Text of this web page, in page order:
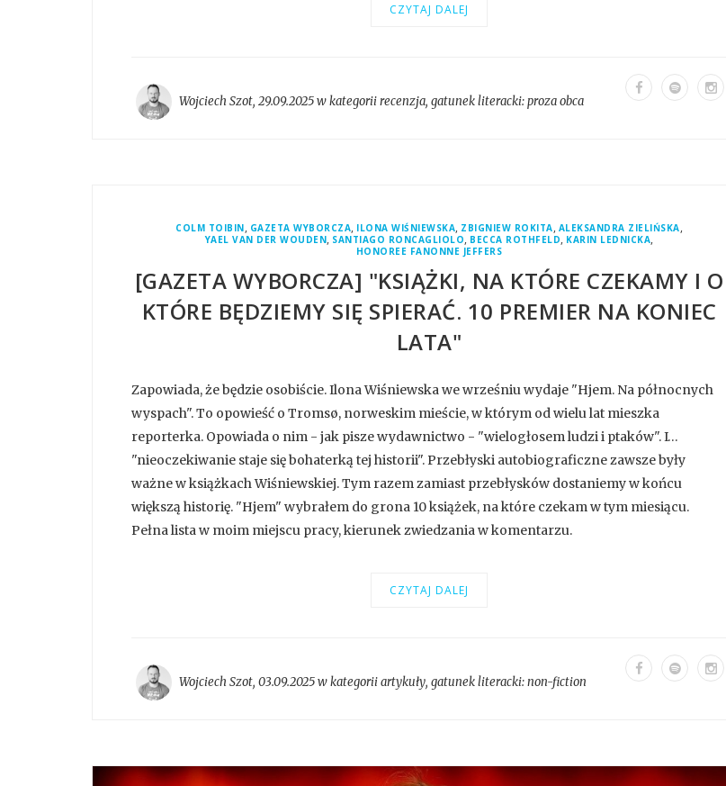
CZYTAJ DALEJ
Wojciech Szot, 29.09.2025 w kategoriirecenzja, gatunek literacki:proza obca
COLM TOIBIN, GAZETA WYBORCZA, ILONA WIŚNIEWSKA, ZBIGNIEW ROKITA, ALEKSANDRA ZIELIŃSKA,
YAEL VAN DER WOUDEN, SANTIAGO RONCAGLIOLO, BECCA ROTHFELD, KARIN LEDNICKA,
HONOREE FANONNE JEFFERS
[GAZETA WYBORCZA] "KSIĄŻKI, NA KTÓRE CZEKAMY I O
KTÓRE BĘDZIEMY SIĘ SPIERAĆ. 10 PREMIER NA KONIEC
LATA"
Zapowiada, że będzie osobiście. Ilona Wiśniewska we wrześniu wydaje "Hjem. Na północnych
wyspach". To opowieść o Tromsø, norweskim mieście, w którym od wielu lat mieszka
reporterka. Opowiada o nim - jak pisze wydawnictwo - "wielogłosem ludzi i ptaków". I…
"nieoczekiwanie staje się bohaterką tej historii". Przebłyski autobiograficzne zawsze były
ważne w książkach Wiśniewskiej. Tym razem zamiast przebłysków dostaniemy w końcu
większą historię. "Hjem" wybrałem do grona 10 książek, na które czekam w tym miesiącu.
Pełna lista w moim miejscu pracy, kierunek zwiedzania w komentarzu.
CZYTAJ DALEJ
Wojciech Szot, 03.09.2025 w kategoriiartykuły, gatunek literacki:non-fiction